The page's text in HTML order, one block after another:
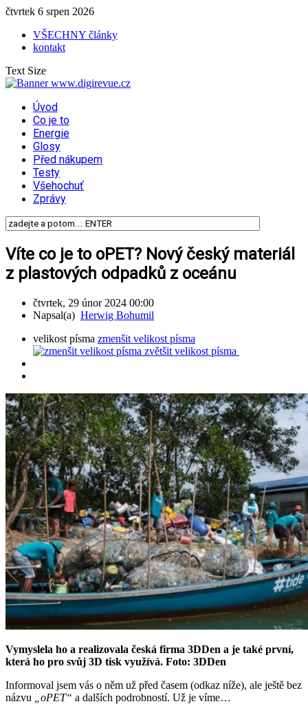
čtvrtek 6 srpen 2026
VŠECHNY články
kontakt
Text Size
Úvod
Co je to
Energie
Glosy
Před nákupem
Testy
Všehochuť
Zprávy
Víte co je to oPET? Nový český materiál
z plastových odpadků z oceánu
čtvrtek, 29 únor 2024 00:00
Napsal(a) Herwig Bohumil
velikost písma zmenšit velikost písma
zvětšit velikost písma
Vymyslela ho a realizovala česká firma 3DDen a je také první,
která ho pro svůj 3D tisk využívá. Foto: 3DDen
Informoval jsem vás o něm už před časem (odkaz níže), ale ještě bez
názvu
„oPET“ a dalších podrobností. Už je víme…